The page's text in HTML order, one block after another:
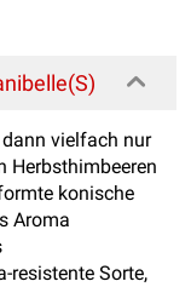
vielfach nur
Herbsthimbeeren
konische
Aroma
resistente Sorte,